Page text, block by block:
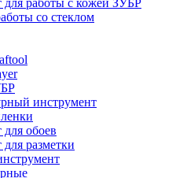
для работы с кожей ЗУБР
со стеклом
инструмент
обоев
разметки